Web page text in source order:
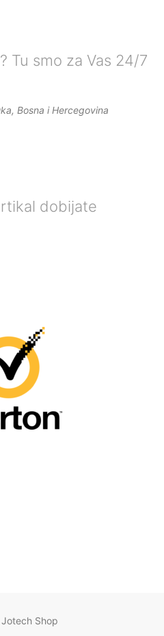
Tu smo za Vas 24/7
Bosna i Hercegovina
dobijate
Shop